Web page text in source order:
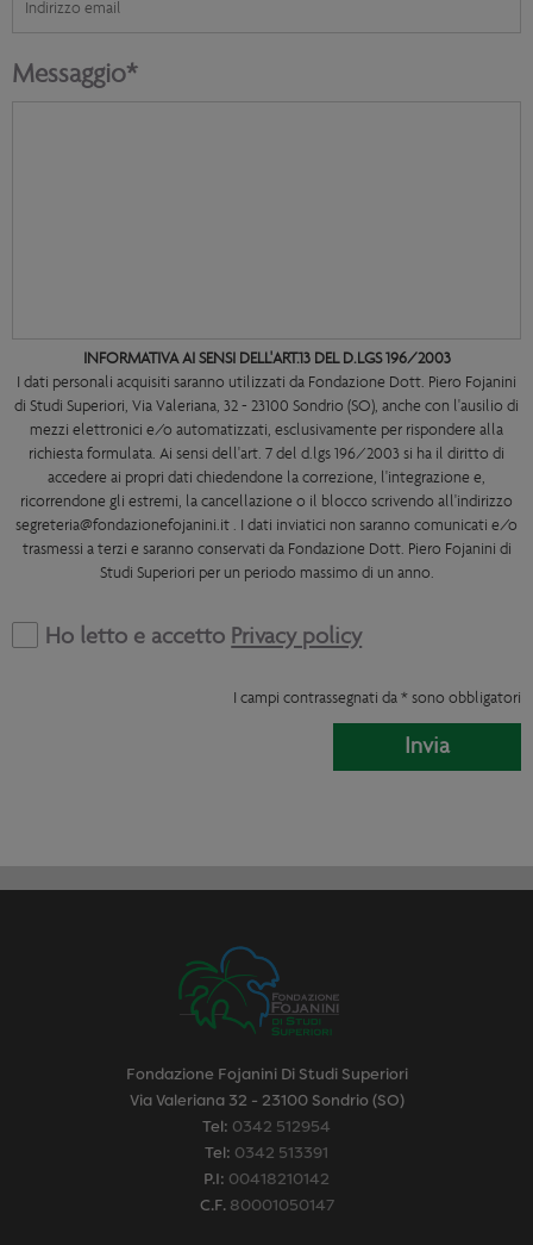
Messaggio
INFORMATIVA AI SENSI DELL'ART.13 DEL D.LGS 196/2003
I dati personali acquisiti saranno utilizzati da Fondazione Dott. Piero Fojanini
di Studi Superiori, Via Valeriana, 32 - 23100 Sondrio (SO), anche con l'ausilio di
mezzi elettronici e/o automatizzati, esclusivamente per rispondere alla
richiesta formulata. Ai sensi dell'art. 7 del d.lgs 196/2003 si ha il diritto di
accedere ai propri dati chiedendone la correzione, l'integrazione e,
ricorrendone gli estremi, la cancellazione o il blocco scrivendo all'indirizzo
segreteria@fondazionefojanini.it . I dati inviatici non saranno comunicati e/o
trasmessi a terzi e saranno conservati da Fondazione Dott. Piero Fojanini di
Studi Superiori per un periodo massimo di un anno.
Ho letto e accetto Privacy policy
I campi contrassegnati da * sono obbligatori
Fondazione Fojanini Di Studi Superiori
Via Valeriana 32 - 23100 Sondrio (SO)
Tel: 0342 512954
Tel: 0342 513391
P.I: 00418210142
C.F. 80001050147